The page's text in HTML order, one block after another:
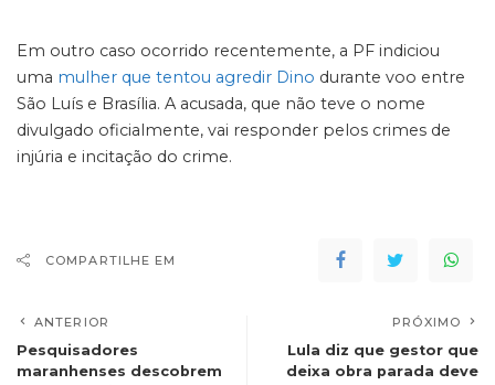
Em outro caso ocorrido recentemente, a PF indiciou
uma mulher que tentou agredir Dino durante voo entre
São Luís e Brasília. A acusada, que não teve o nome
divulgado oficialmente, vai responder pelos crimes de
injúria e incitação do crime.
COMPARTILHE EM
ANTERIOR
Pesquisadores
maranhenses descobrem
PRÓXIMO
Lula diz que gestor que
deixa obra parada deve